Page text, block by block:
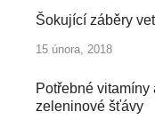
Šokující záběry
15 února, 2018
Potřebné
zeleninové šťávy